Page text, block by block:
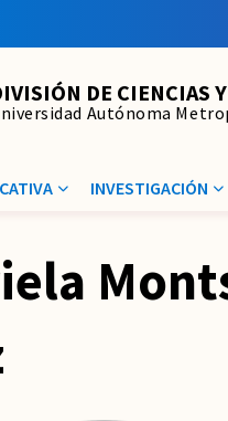
DE CIENCIAS
Autónoma
INVESTIGACIÓN